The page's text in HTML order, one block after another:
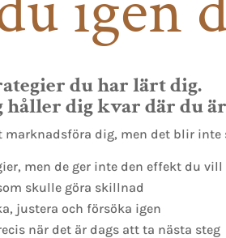
du har lärt dig.
håller dig kvar där du
marknadsföra dig, men det blir inte
men de ger inte den effekt du vill
skulle göra skillnad
justera och försöka igen
när det är dags att ta nästa steg